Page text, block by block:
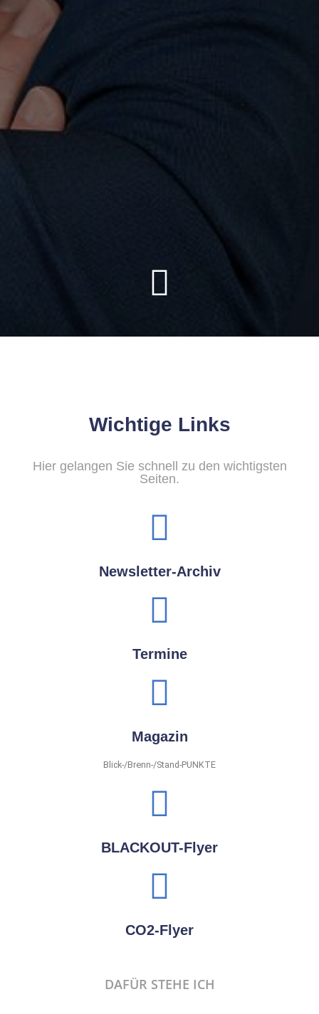
Wichtige Links
Hier gelangen Sie schnell zu den wichtigsten
Seiten.
Newsletter-Archiv
Termine
Magazin
Blick-/Brenn-/Stand-PUNKTE
BLACKOUT-Flyer
CO2-Flyer
DAFÜR STEHE ICH